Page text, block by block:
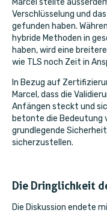
Verschlüsselung und
gefunden haben.
hybride Methoden in
haben, wird eine
wie TLS noch Zeit in
In Bezug auf
Marcel, dass die
Anfängen steckt und
betonte die Bedeutung
grundlegende
sicherzustellen.
Die Dringlichkeit
Die Diskussion endete